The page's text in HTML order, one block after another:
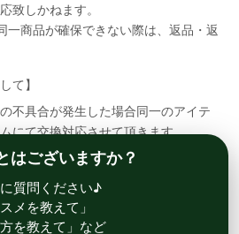
致しかねます。
一商品が確保できない際は、返品・返
て】
不具合が発生した場合同一のアイテ
にて交換対応させて頂きます。
て返送して頂く必要が御座いますので
はございますか？
質問ください♪
メを教えて」
を教えて」など